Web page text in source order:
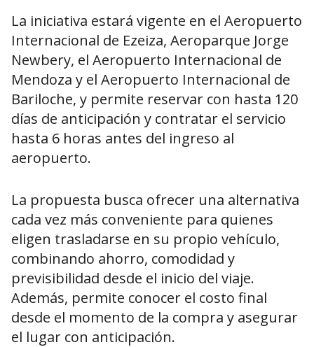
La iniciativa estará vigente en el Aeropuerto
Internacional de Ezeiza, Aeroparque Jorge
Newbery, el Aeropuerto Internacional de
Mendoza y el Aeropuerto Internacional de
Bariloche, y permite reservar con hasta 120
días de anticipación y contratar el servicio
hasta 6 horas antes del ingreso al
aeropuerto.
La propuesta busca ofrecer una alternativa
cada vez más conveniente para quienes
eligen trasladarse en su propio vehículo,
combinando ahorro, comodidad y
previsibilidad desde el inicio del viaje.
Además, permite conocer el costo final
desde el momento de la compra y asegurar
el lugar con anticipación.